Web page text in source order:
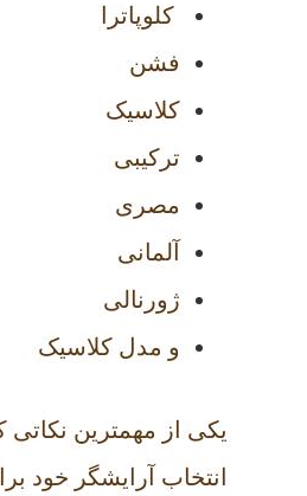
کلوپاترا
فشن
کلاسیک
ترکیبی
مصری
آلمانی
ژورنالی
و مدل کلاسیک
یکی از مهمترین‌ نکاتی
انتخاب آرایشگر خود